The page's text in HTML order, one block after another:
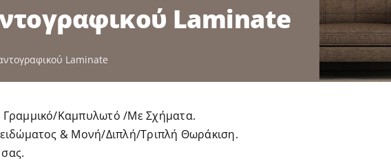
Laminate
Laminate
Γραμμικό/Καμπυλωτό /Με Σχήματα.
& Μονή/Διπλή/Τριπλή Θωράκιση.